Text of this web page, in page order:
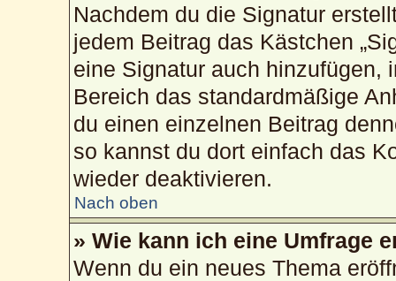
Nachdem du die Signatur
jedem Beitrag das Kästchen
eine Signatur auch hinzufügen,
Bereich das standardmäßige
du einen einzelnen Beitrag
so kannst du dort einfach das
wieder deaktivieren.
Nach oben
» Wie kann ich eine Umfrage
Wenn du ein neues Thema